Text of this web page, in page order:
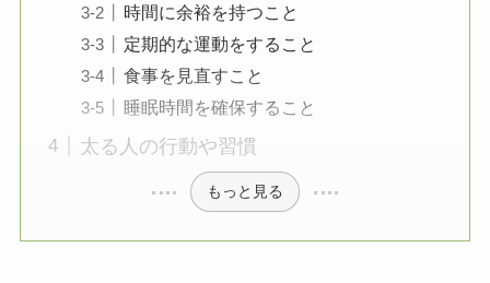
時間に余裕を持つこと
定期的な運動をすること
食事を見直すこと
睡眠時間を確保すること
太る人の行動や習慣
もっと見る